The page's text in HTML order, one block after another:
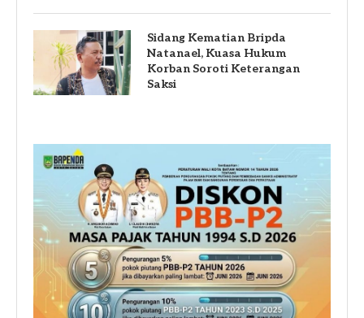
Sidang Kematian Bripda
Natanael, Kuasa Hukum
Korban Soroti Keterangan
Saksi